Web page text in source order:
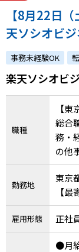
【8月22日
天ソシオビ
例子会社◎充
プしながら成
事務未経験OK
楽天ソシオビ
職種
【
総合
務・
の他
勤務地
東京
雇用形態 正社
●月